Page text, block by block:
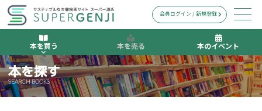
本を買う 本を売る 本のイベント
会員ログイン / 新規登録
本を探す
SEARCH BOOKS